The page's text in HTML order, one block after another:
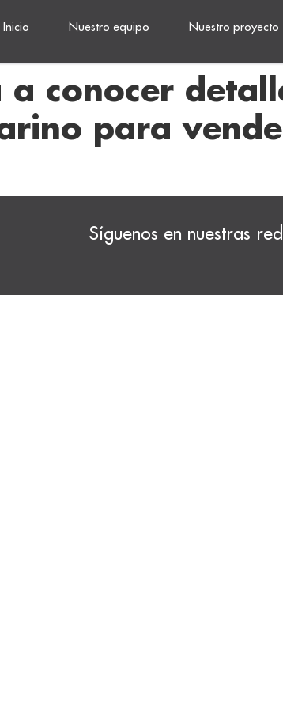
Inicio Nuestro equipo Nuestro proyecto
a conocer
para
Síguenos en nuestras